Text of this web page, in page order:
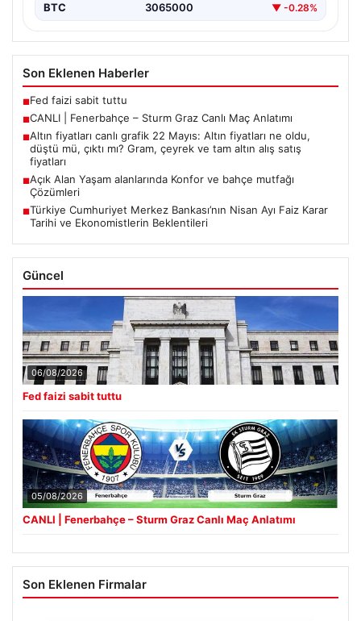
BTC 3065000 ▼ -0.28%
Son Eklenen Haberler
■Fed faizi sabit tuttu
■CANLI | Fenerbahçe – Sturm Graz Canlı Maç Anlatımı
■Altın fiyatları canlı grafik 22 Mayıs: Altın fiyatları ne oldu,
düştü mü, çıktı mı? Gram, çeyrek ve tam altın alış satış
fiyatları
■Açık Alan Yaşam alanlarında Konfor ve bahçe mutfağı
Çözümleri
■Türkiye Cumhuriyet Merkez Bankası’nın Nisan Ayı Faiz Karar
Tarihi ve Ekonomistlerin Beklentileri
Güncel
06/08/2026
Fed faizi sabit tuttu
05/08/2026
CANLI | Fenerbahçe – Sturm Graz Canlı Maç Anlatımı
Son Eklenen Firmalar